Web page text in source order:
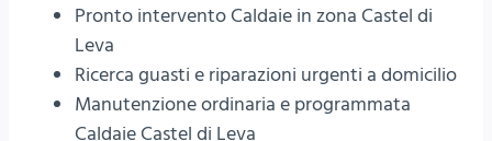
Pronto intervento Caldaie in zona Castel di
Leva
Ricerca guasti e riparazioni urgenti a domicilio
Manutenzione ordinaria e programmata
Caldaie Castel di Leva